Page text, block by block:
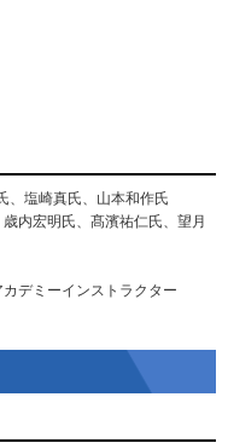
、塩崎真氏、山本和作氏
内宏明氏、髙濱祐仁氏、望月
デミーインストラクター